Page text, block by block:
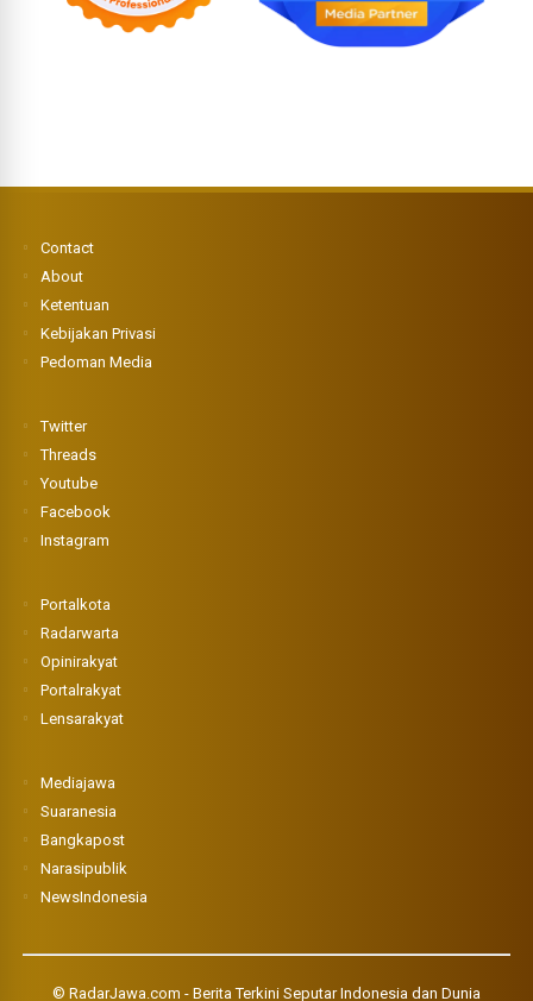
Contact
About
Ketentuan
Kebijakan Privasi
Pedoman Media
Twitter
Threads
Youtube
Facebook
Instagram
Portalkota
Radarwarta
Opinirakyat
Portalrakyat
Lensarakyat
Mediajawa
Suaranesia
Bangkapost
Narasipublik
NewsIndonesia
© RadarJawa.com - Berita Terkini Seputar Indonesia dan Dunia